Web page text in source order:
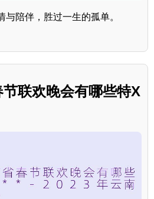
与陪伴，胜过一生的孤单。
联欢晚会有哪些特X